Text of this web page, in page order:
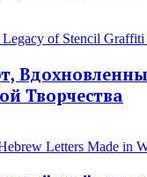
Творчества